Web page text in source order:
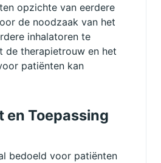
opzichte van eerdere
de noodzaak van het
inhalatoren te
de therapietrouw en het
patiënten kan
Toepassing
bedoeld voor patiënten